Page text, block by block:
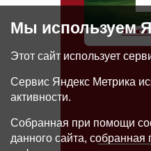
Мы используем
Этот сайт использует
Сервис Яндекс Метрика
активности.
Собранная при помощи
данного сайта,